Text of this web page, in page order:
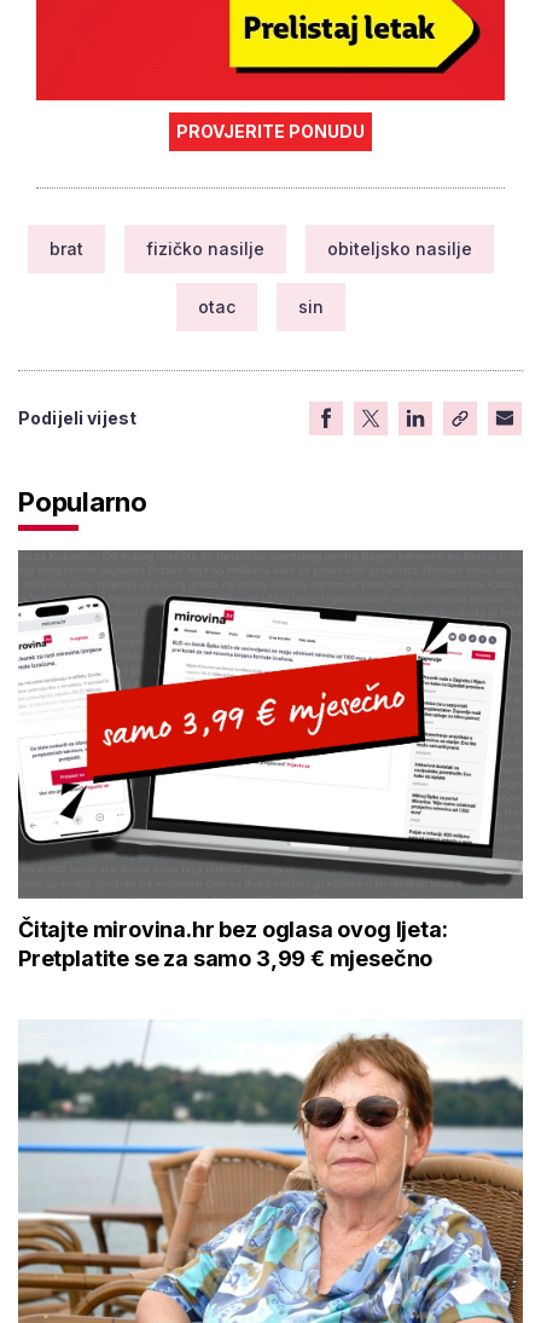
PROVJERITE PONUDU
brat fizičko nasilje obiteljsko nasilje
otac sin
Podijeli vijest
Popularno
Čitajte mirovina.hr bez oglasa ovog ljeta:
Pretplatite se za samo 3,99 € mjesečno